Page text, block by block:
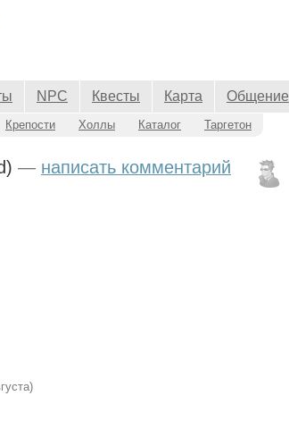
NPC Квесты Карта Общение
Крепости Холлы Каталог Таргетон
— написать комментарий